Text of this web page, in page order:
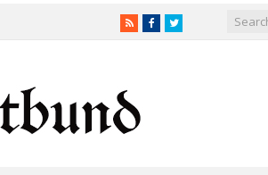
RSSFacebookTwitter